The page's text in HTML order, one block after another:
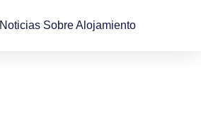
Noticias Sobre Alojamiento